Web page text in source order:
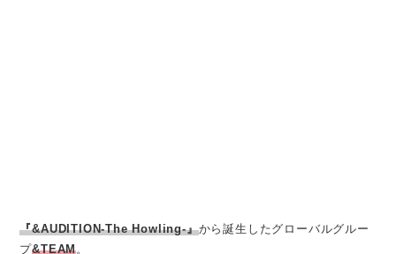
『&AUDITION-The Howling-』から誕生したグローバルグルー
プ&TEAM。